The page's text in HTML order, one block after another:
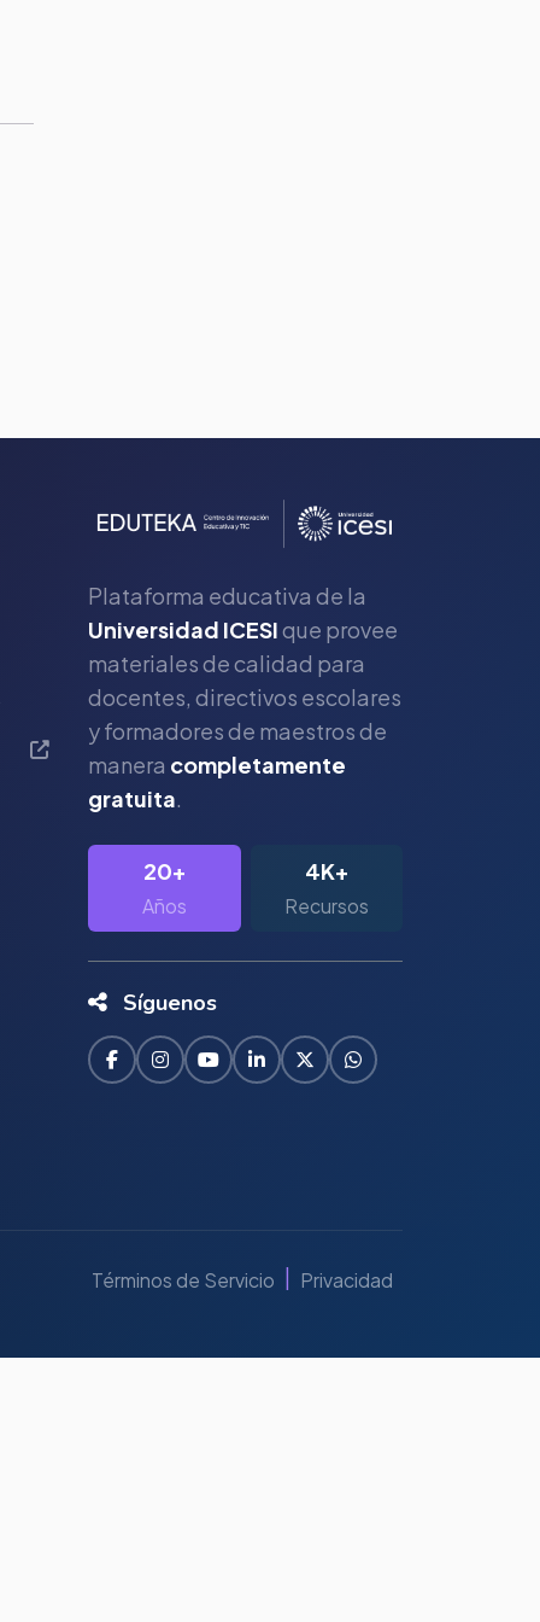
Plataforma educativa de la
Universidad ICESIque provee
materiales de calidad para
docentes, directivos escolares
y formadores de maestros de
manera completamente
gratuita.
20+
Años
4K+
Recursos
Síguenos
Términos de Servicio | Privacidad